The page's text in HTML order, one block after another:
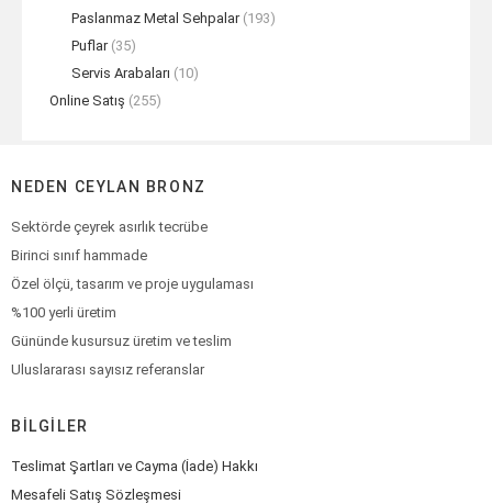
Paslanmaz Metal Sehpalar (193)
Puflar (35)
Servis Arabaları (10)
Online Satış (255)
NEDEN CEYLAN BRONZ
Sektörde çeyrek asırlık tecrübe
Birinci sınıf hammade
Özel ölçü, tasarım ve proje uygulaması
%100 yerli üretim
Gününde kusursuz üretim ve teslim
Uluslararası sayısız referanslar
BILGILER
Teslimat Şartları ve Cayma (İade) Hakkı
Mesafeli Satış Sözleşmesi